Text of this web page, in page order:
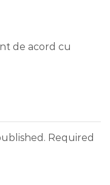
de acord cu
Required